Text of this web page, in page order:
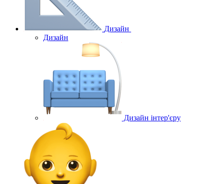
Дизайн
Дизайн
Дизайн інтер'єру